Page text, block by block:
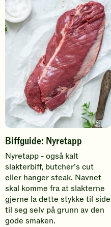
i
f
f
d
e
Biffguide: Nyretapp
Nyretapp - også kalt
slakterbiff, butcher’s cut
eller hanger steak. Navnet
skal komme fra at slakterne
gjerne la dette stykke til side
til seg selv på grunn av den
gode smaken.